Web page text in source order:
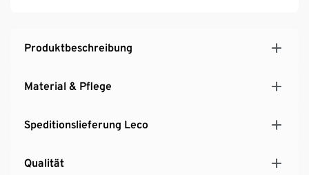
Produktbeschreibung
Material & Pflege
Speditionslieferung Leco
Qualität